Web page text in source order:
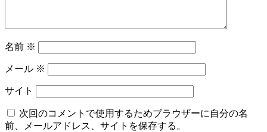
名前 ※
メール ※
サイト
次回のコメントで使用するためブラウザーに自分の名
前、メールアドレス、サイトを保存する。